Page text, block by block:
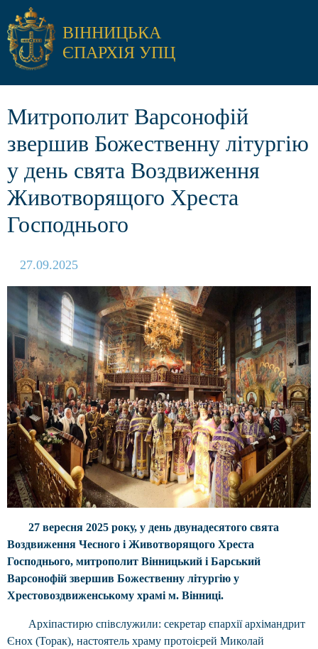
ВІННИЦЬКА
ЄПАРХІЯ УПЦ
Митрополит Варсонофій
звершив Божественну літургію
у день свята Воздвиження
Животворящого Хреста
Господнього
27.09.2025
27 вересня 2025 року, у день двунадесятого свята
Воздвиження Чесного і Животворящого Хреста
Господнього, митрополит Вінницький і Барський
Варсонофій звершив Божественну літургію у
Хрестовоздвиженському храмі м. Вінниці.
Архіпастирю співслужили: секретар єпархії архімандрит
Єнох (Торак), настоятель храму протоієрей Миколай